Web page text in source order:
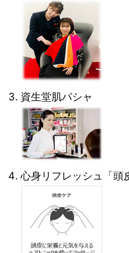
資生堂肌パシャ
心身リフレッシュ「頭